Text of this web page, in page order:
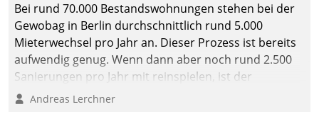
Bei rund 70.000 Bestandswohnungen stehen bei der
Gewobag in Berlin durchschnittlich rund 5.000
Mieterwechsel pro Jahr an. Dieser Prozess ist bereits
aufwendig genug. Wenn dann aber noch rund 2.500
Sanierungen pro Jahr mit reinspielen, ist der
Betreuungs- und Organisationsaufwand immens. Im
Andreas Lerchner